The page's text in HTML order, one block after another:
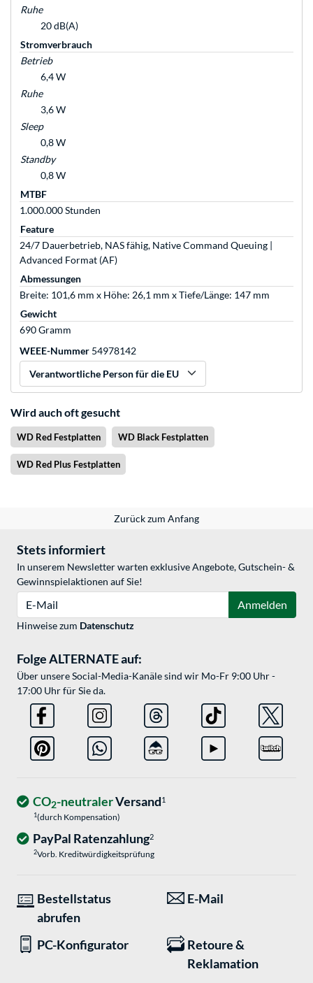
Ruhe
20 dB(A)
Stromverbrauch
Betrieb
6,4 W
Ruhe
3,6 W
Sleep
0,8 W
Standby
0,8 W
MTBF
1.000.000 Stunden
Feature
24/7 Dauerbetrieb, NAS fähig, Native Command Queuing |
Advanced Format (AF)
Abmessungen
Breite: 101,6 mm x Höhe: 26,1 mm x Tiefe/Länge: 147 mm
Gewicht
690 Gramm
WEEE-Nummer 54978142
Verantwortliche Person für die EU
Wird auch oft gesucht
WD Red Festplatten WD Black Festplatten
WD Red Plus Festplatten
Zurück zum Anfang
Stets informiert
In unserem Newsletter warten exklusive Angebote, Gutschein- &
Gewinnspielaktionen auf Sie!
Anmelden
Hinweise zum Datenschutz
Folge ALTERNATE auf:
Über unsere Social-Media-Kanäle sind wir Mo-Fr 9:00 Uhr -
17:00 Uhr für Sie da.
CO2-neutralerVersand1
1(durch Kompensation)
PayPal Ratenzahlung2
2Vorb. Kreditwürdigkeitsprüfung
Bestellstatus
abrufen
E-Mail
PC-Konfigurator
Retoure &
Reklamation